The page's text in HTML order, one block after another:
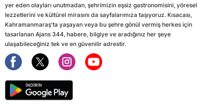
yer eden olayları unutmadan, şehrimizin eşsiz gastronomisini, yöresel
lezzetlerini ve kültürel mirasını da sayfalarımıza taşıyoruz. Kısacası,
Kahramanmaraş'ta yaşayan veya bu şehre gönül vermiş herkes için
tasarlanan Ajans 344, habere, bilgiye ve aradığınız her şeye
ulaşabileceğiniz tek ve en güvenilir adrestir.